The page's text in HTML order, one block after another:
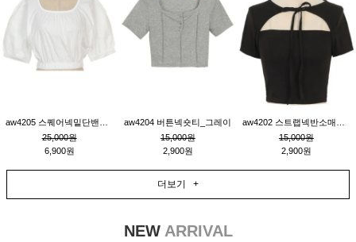
25,000원
6,900원
aw4204 버튼넥숏티_그레이
15,000원
2,900원
15,000원
2,900원
더보기 +
NEWARRIVAL